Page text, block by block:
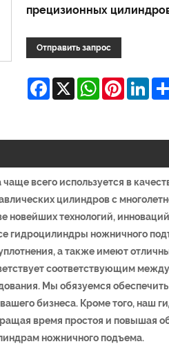
прецизионных
Отправить запрос
Facebook
X WhatsApp
всего используется в
цилиндров с
новейших технологий,
гидроцилиндры ножничного
а также имеют
соответствующим
Мы обязуемся
бизнеса. Кроме того, наш
время простоя и повышая
ножничного подъема.